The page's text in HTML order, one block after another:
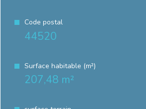
Code postal
44520
Surface habitable (m²)
207,48 m²